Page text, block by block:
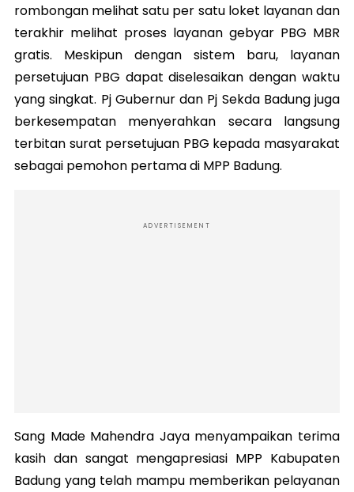
rombongan melihat satu per satu loket layanan dan
terakhir melihat proses layanan gebyar PBG MBR
gratis. Meskipun dengan sistem baru, layanan
persetujuan PBG dapat diselesaikan dengan waktu
yang singkat. Pj Gubernur dan Pj Sekda Badung juga
berkesempatan menyerahkan secara langsung
terbitan surat persetujuan PBG kepada masyarakat
sebagai pemohon pertama di MPP Badung.
ADVERTISEMENT
Sang Made Mahendra Jaya menyampaikan terima
kasih dan sangat mengapresiasi MPP Kabupaten
Badung yang telah mampu memberikan pelayanan